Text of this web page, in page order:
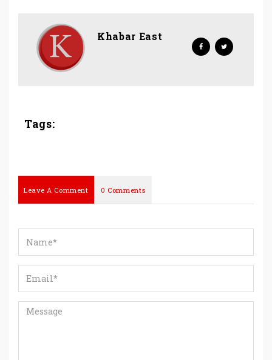
Khabar East
Tags:
Leave A Comment 0 Comments